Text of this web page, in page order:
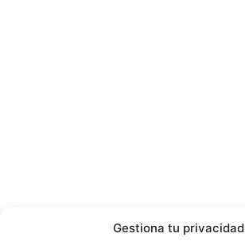
Gestiona tu privacidad